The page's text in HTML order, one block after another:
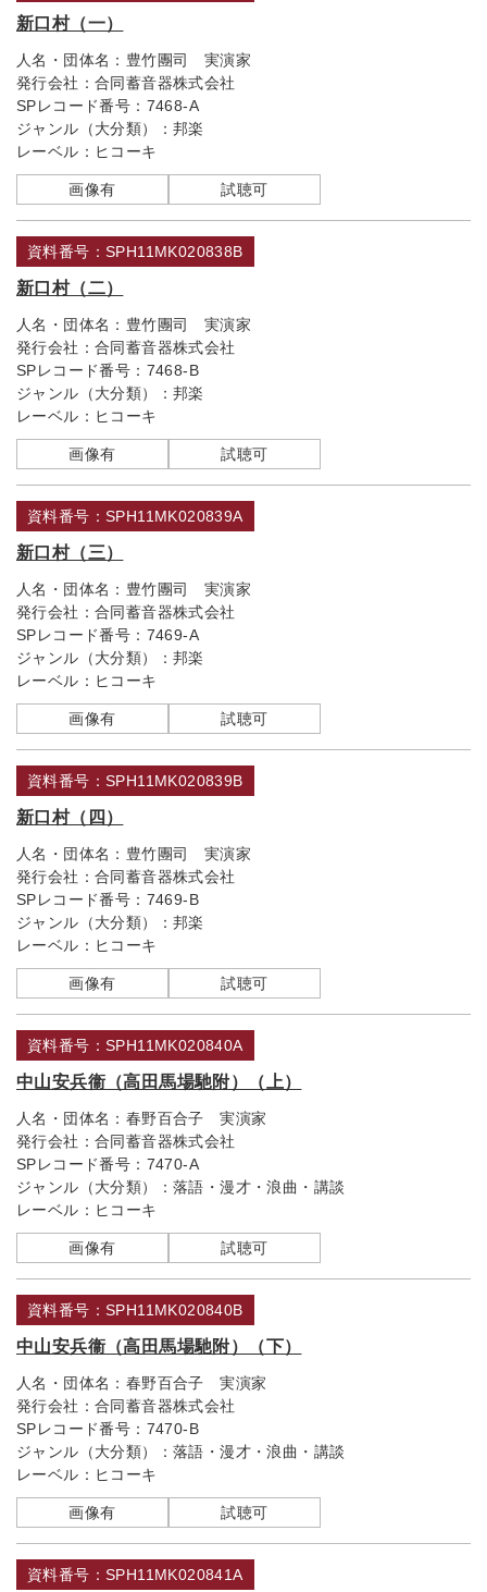
新口村（一）
人名・団体名： 豊竹團司 実演家
発行会社： 合同蓄音器株式会社
SPレコード番号： 7468-A
ジャンル（大分類）： 邦楽
レーベル： ヒコーキ
画像有 試聴可
資料番号：SPH11MK020838B
新口村（二）
人名・団体名： 豊竹團司 実演家
発行会社： 合同蓄音器株式会社
SPレコード番号： 7468-B
ジャンル（大分類）： 邦楽
レーベル： ヒコーキ
画像有 試聴可
資料番号：SPH11MK020839A
新口村（三）
人名・団体名： 豊竹團司 実演家
発行会社： 合同蓄音器株式会社
SPレコード番号： 7469-A
ジャンル（大分類）： 邦楽
レーベル： ヒコーキ
画像有 試聴可
資料番号：SPH11MK020839B
新口村（四）
人名・団体名： 豊竹團司 実演家
発行会社： 合同蓄音器株式会社
SPレコード番号： 7469-B
ジャンル（大分類）： 邦楽
レーベル： ヒコーキ
画像有 試聴可
資料番号：SPH11MK020840A
中山安兵衞（高田馬場馳附）（上）
人名・団体名： 春野百合子 実演家
発行会社： 合同蓄音器株式会社
SPレコード番号： 7470-A
ジャンル（大分類）： 落語・漫才・浪曲・講談
レーベル： ヒコーキ
画像有 試聴可
資料番号：SPH11MK020840B
中山安兵衞（高田馬場馳附）（下）
人名・団体名： 春野百合子 実演家
発行会社： 合同蓄音器株式会社
SPレコード番号： 7470-B
ジャンル（大分類）： 落語・漫才・浪曲・講談
レーベル： ヒコーキ
画像有 試聴可
資料番号：SPH11MK020841A